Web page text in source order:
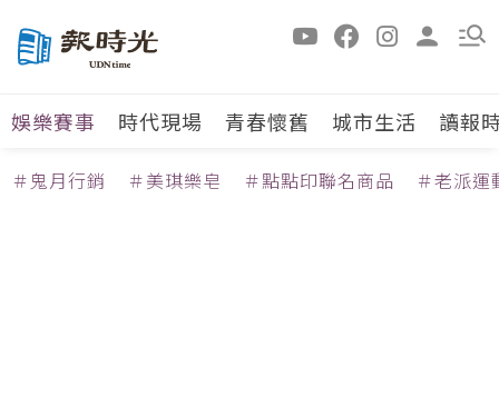
娛樂賽事 時代現場 青春懷舊 城市生活 讀報
＃鬼月行銷 ＃美琪樂皂 ＃點點印聯名商品 ＃老派運